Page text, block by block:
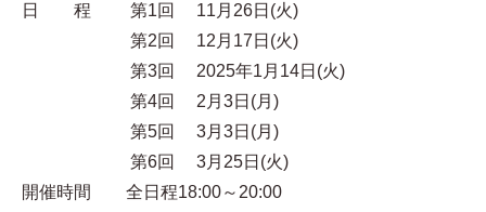
日 程 第1回 11月26日(火)
第2回 12月17日(火)
第3回 2025年1月14日(火)
第4回 2月3日(月)
第5回 3月3日(月)
第6回 3月25日(火)
開催時間 全日程18:00～20:00